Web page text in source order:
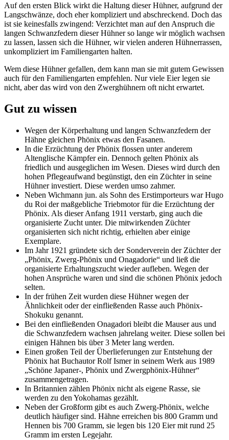
Auf den ersten Blick wirkt die Haltung dieser Hühner, aufgrund der
Langschwänze, doch eher kompliziert und abschreckend. Doch das
ist sie keinesfalls zwingend: Verzichtet man auf den Anspruch die
langen Schwanzfedern dieser Hühner so lange wir möglich wachsen
zu lassen, lassen sich die Hühner, wir vielen anderen Hühnerrassen,
unkompliziert im Familiengarten halten.
Wem diese Hühner gefallen, dem kann man sie mit gutem Gewissen
auch für den Familiengarten empfehlen. Nur viele Eier legen sie
nicht, aber das wird von den Zwerghühnern oft nicht erwartet.
Gut zu wissen
Wegen der Körperhaltung und langen Schwanzfedern der
Hähne gleichen Phönix etwas den Fasanen.
In die Erzüchtung der Phönix flossen unter anderem
Altenglische Kämpfer ein. Dennoch gelten Phönix als
friedlich und ausgeglichen im Wesen. Dieses wird durch den
hohen Pflegeaufwand begünstigt, den ein Züchter in seine
Hühner investiert. Diese werden umso zahmer.
Neben Wichmann jun. als Sohn des Erstimporteurs war Hugo
du Roi der maßgebliche Triebmotor für die Erzüchtung der
Phönix. Als dieser Anfang 1911 verstarb, ging auch die
organisierte Zucht unter. Die mitwirkenden Züchter
organisierten sich nicht richtig, erhielten aber einige
Exemplare.
Im Jahr 1921 gründete sich der Sonderverein der Züchter der
„Phönix, Zwerg-Phönix und Onagadorie“ und ließ die
organisierte Erhaltungszucht wieder aufleben. Wegen der
hohen Ansprüche waren und sind die schönen Phönix jedoch
selten.
In der frühen Zeit wurden diese Hühner wegen der
Ähnlichkeit oder der einfließenden Rasse auch Phönix-
Shokuku genannt.
Bei den einfließenden Onagadori bleibt die Mauser aus und
die Schwanzfedern wachsen jahrelang weiter. Diese sollen bei
einigen Hähnen bis über 3 Meter lang werden.
Einen großen Teil der Überlieferungen zur Entstehung der
Phönix hat Buchautor Rolf Ismer in seinem Werk aus 1989
„Schöne Japaner-, Phönix und Zwergphönix-Hühner“
zusammengetragen.
In Britannien zählen Phönix nicht als eigene Rasse, sie
werden zu den Yokohamas gezählt.
Neben der Großform gibt es auch Zwerg-Phönix, welche
deutlich häufiger sind. Hähne erreichen bis 800 Gramm und
Hennen bis 700 Gramm, sie legen bis 120 Eier mit rund 25
Gramm im ersten Legejahr.